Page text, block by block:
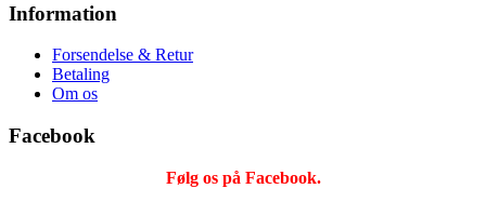
Information
Forsendelse & Retur
Betaling
Om os
Facebook
Følg os på Facebook.